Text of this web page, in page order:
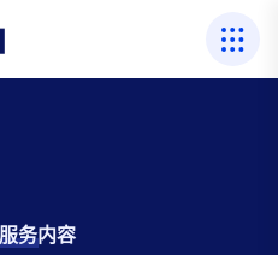
务内容